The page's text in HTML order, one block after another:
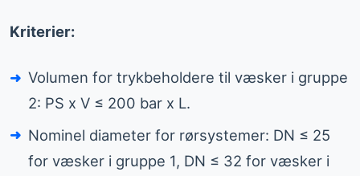
Kriterier:
Volumen for trykbeholdere til væsker i gruppe
2: PS x V ≤ 200 bar x L.
Nominel diameter for rørsystemer: DN ≤ 25
for væsker i gruppe 1, DN ≤ 32 for væsker i